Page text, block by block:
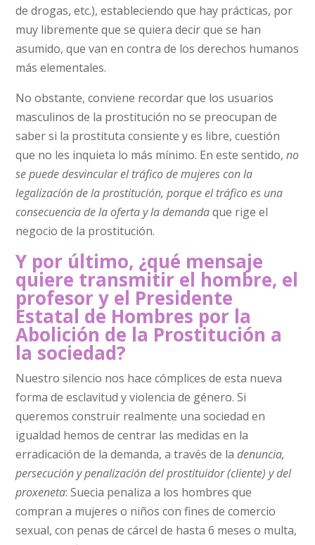
de drogas, etc.), estableciendo que hay prácticas, por
muy libremente que se quiera decir que se han
asumido, que van en contra de los derechos humanos
más elementales.
No obstante, conviene recordar que los usuarios
masculinos de la prostitución no se preocupan de
saber si la prostituta consiente y es libre, cuestión
que no les inquieta lo más mínimo. En este sentido,no
se puede desvincular el tráfico de mujeres con la
legalización de la prostitución, porque el tráfico es una
consecuencia de la oferta y la demandaque rige el
negocio de la prostitución.
Y por último, ¿qué mensaje
quiere transmitir el hombre, el
profesor y el Presidente
Estatal de Hombres por la
Abolición de la Prostitución a
la sociedad?
Nuestro silencio nos hace cómplices de esta nueva
forma de esclavitud y violencia de género. Si
queremos construir realmente una sociedad en
igualdad hemos de centrar las medidas en la
erradicación de la demanda, a través de ladenuncia,
persecución y penalización del prostituidor (cliente) y del
proxeneta: Suecia penaliza a los hombres que
compran a mujeres o niños con fines de comercio
sexual, con penas de cárcel de hasta 6 meses o multa,